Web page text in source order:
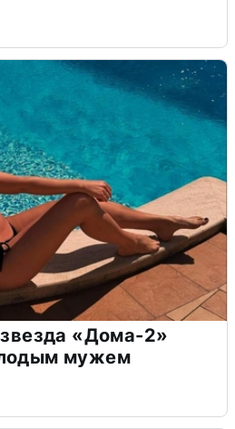
«Дома-2»
мужем